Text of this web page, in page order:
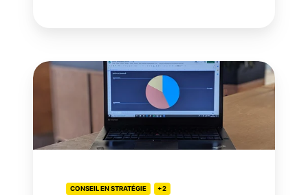
La
est
CONSEIL EN STRATÉGIE +2